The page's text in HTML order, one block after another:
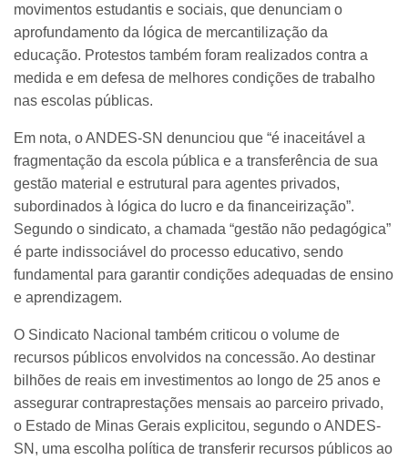
movimentos estudantis e sociais, que denunciam o
aprofundamento da lógica de mercantilização da
educação. Protestos também foram realizados contra a
medida e em defesa de melhores condições de trabalho
nas escolas públicas.
Em nota, o ANDES-SN denunciou que “é inaceitável a
fragmentação da escola pública e a transferência de sua
gestão material e estrutural para agentes privados,
subordinados à lógica do lucro e da financeirização”.
Segundo o sindicato, a chamada “gestão não pedagógica”
é parte indissociável do processo educativo, sendo
fundamental para garantir condições adequadas de ensino
e aprendizagem.
O Sindicato Nacional também criticou o volume de
recursos públicos envolvidos na concessão. Ao destinar
bilhões de reais em investimentos ao longo de 25 anos e
assegurar contraprestações mensais ao parceiro privado,
o Estado de Minas Gerais explicitou, segundo o ANDES-
SN, uma escolha política de transferir recursos públicos ao